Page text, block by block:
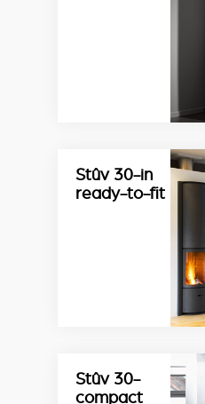
Stûv 30-in
ready-to-fit
Stûv 30-
compact